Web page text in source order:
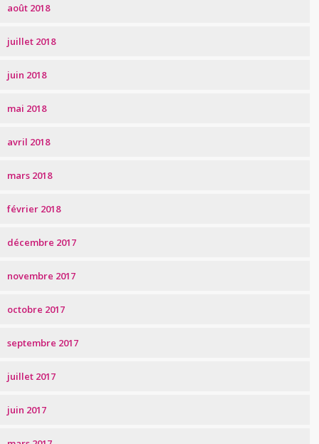
août 2018
juillet 2018
juin 2018
mai 2018
avril 2018
mars 2018
février 2018
décembre 2017
novembre 2017
octobre 2017
septembre 2017
juillet 2017
juin 2017